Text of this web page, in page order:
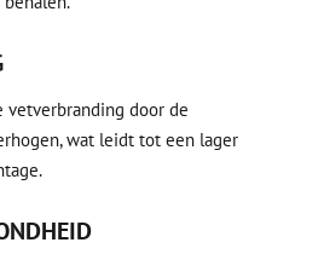
vetverbranding door de
wat leidt tot een lager